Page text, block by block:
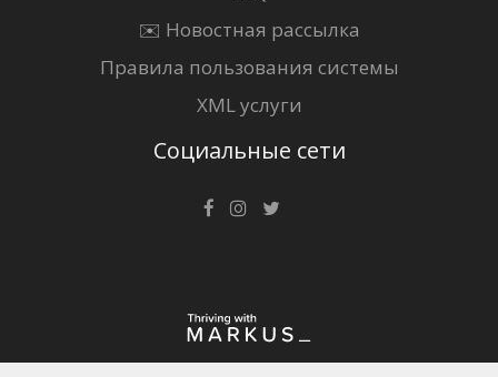
✉️ Новостная рассылка
Правила пользования системы
XML услуги
Социальные сети